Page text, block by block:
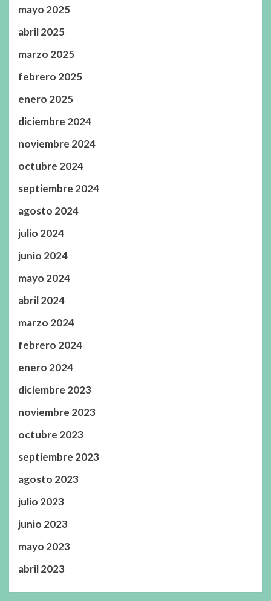
mayo 2025
abril 2025
marzo 2025
febrero 2025
enero 2025
diciembre 2024
noviembre 2024
octubre 2024
septiembre 2024
agosto 2024
julio 2024
junio 2024
mayo 2024
abril 2024
marzo 2024
febrero 2024
enero 2024
diciembre 2023
noviembre 2023
octubre 2023
septiembre 2023
agosto 2023
julio 2023
junio 2023
mayo 2023
abril 2023